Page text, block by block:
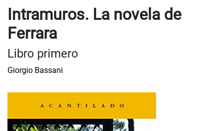
Intramuros. La novela de
Ferrara
Libro primero
Giorgio Bassani